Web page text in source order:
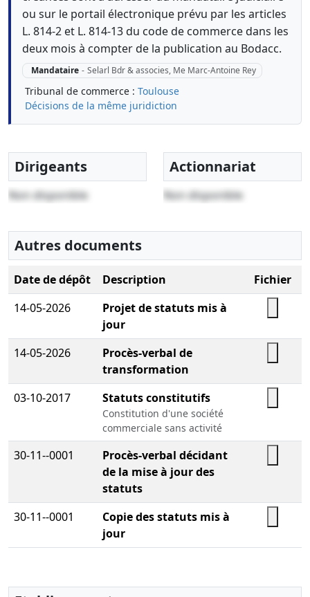
ou sur le portail électronique prévu par les articles
L. 814-2 et L. 814-13 du code de commerce dans les
deux mois à compter de la publication au Bodacc.
Mandataire - Selarl Bdr & associes, Me Marc-Antoine Rey
Tribunal de commerce : Toulouse
Décisions de la même juridiction
Dirigeants
Non disponible
Actionnariat
Non disponible
Autres documents
Date de dépôt Description
Fichier
14-05-2026
Projet de statuts mis à
jour
14-05-2026
Procès-verbal de
transformation
03-10-2017
Statuts constitutifs
Constitution d'une société
commerciale sans activité
30-11--0001
Procès-verbal décidant
de la mise à jour des
statuts
30-11--0001
Copie des statuts mis à
jour